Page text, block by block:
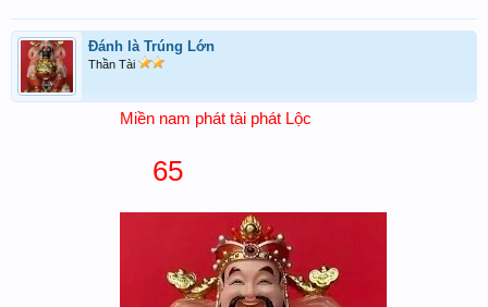
Đánh là Trúng Lớn
Thần Tài
Miền nam phát tài phát Lộc
65